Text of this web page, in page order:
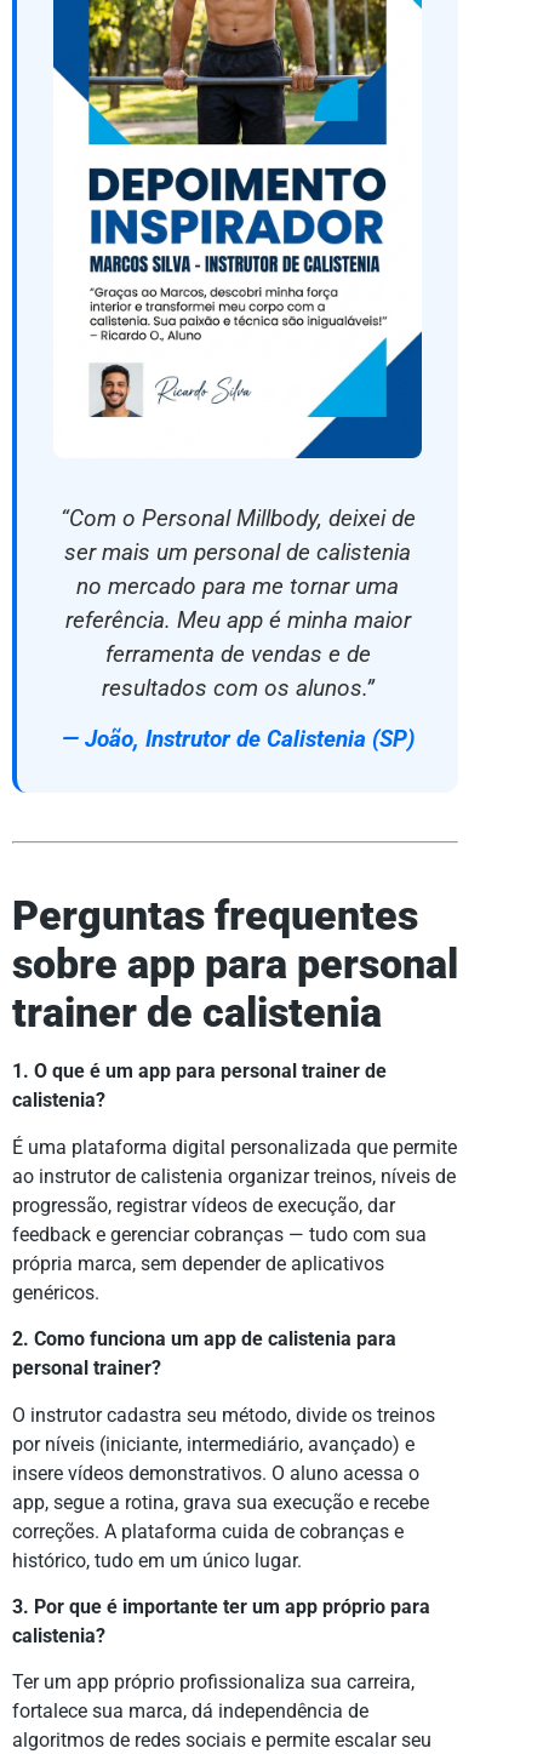
“Com o Personal Millbody, deixei de
ser mais um personal de calistenia
no mercado para me tornar uma
referência. Meu app é minha maior
ferramenta de vendas e de
resultados com os alunos.”
— João, Instrutor de Calistenia (SP)
Perguntas frequentes
sobre app para personal
trainer de calistenia
1. O que é um app para personal trainer de
calistenia?
É uma plataforma digital personalizada que permite
ao instrutor de calistenia organizar treinos, níveis de
progressão, registrar vídeos de execução, dar
feedback e gerenciar cobranças — tudo com sua
própria marca, sem depender de aplicativos
genéricos.
2. Como funciona um app de calistenia para
personal trainer?
O instrutor cadastra seu método, divide os treinos
por níveis (iniciante, intermediário, avançado) e
insere vídeos demonstrativos. O aluno acessa o
app, segue a rotina, grava sua execução e recebe
correções. A plataforma cuida de cobranças e
histórico, tudo em um único lugar.
3. Por que é importante ter um app próprio para
calistenia?
Ter um app próprio profissionaliza sua carreira,
fortalece sua marca, dá independência de
algoritmos de redes sociais e permite escalar seu